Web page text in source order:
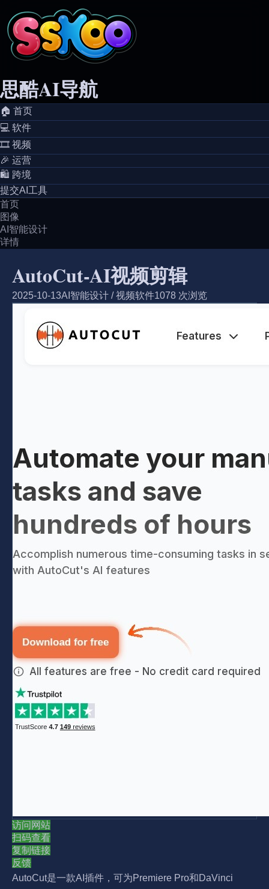
思酷AI导航
🏠️ 首页
💻️ 软件
🎞️ 视频
🎉 运营
🛍️ 跨境
提交AI工具
首页
图像
AI智能设计
详情
AutoCut-AI视频剪辑
2025-10-13AI智能设计 /视频软件1078 次浏览
访问网站
扫码查看
复制链接
反馈
AutoCut是一款AI插件，可为Premiere Pro和DaVinci